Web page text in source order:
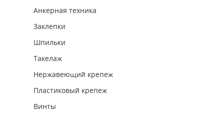
Анкерная техника
Заклепки
Шпильки
Такелаж
Нержавеющий крепеж
Пластиковый крепеж
Винты